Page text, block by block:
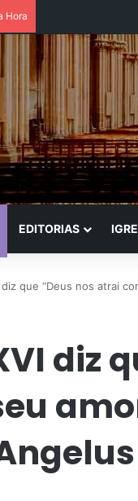
Hora
EDITORIAS
diz que “Deus nos atrai
diz